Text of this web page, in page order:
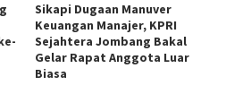
Sikapi Dugaan Manuver
Keuangan Manajer, KPRI
Sejahtera Jombang Bakal
Gelar Rapat Anggota Luar
Biasa